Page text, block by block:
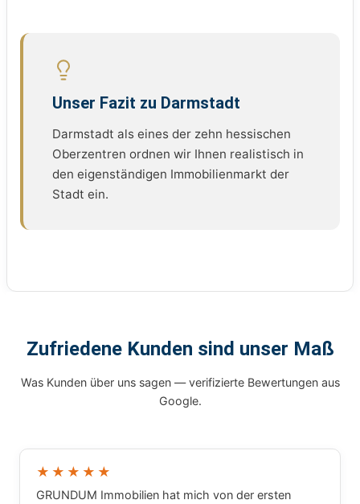
Unser Fazit zu Darmstadt
Darmstadt als eines der zehn hessischen
Oberzentren ordnen wir Ihnen realistisch in
den eigenständigen Immobilienmarkt der
Stadt ein.
Zufriedene Kunden sind unser Maß
Was Kunden über uns sagen — verifizierte Bewertungen aus
Google.
★★★★★
GRUNDUM Immobilien hat mich von der ersten